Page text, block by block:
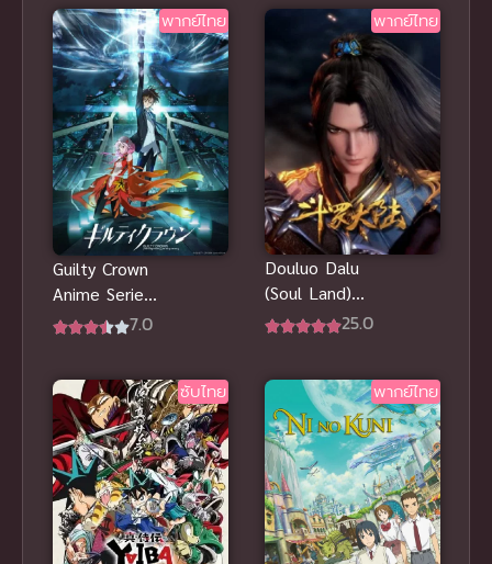
พากย์ไทย
Guilty Crown
Anime Series
ปฏิวัติหัตถ์7.0
พากย์ไทย
Douluo Dalu
(Soul Land)
ถังซาน ภาค 1
25.0
ซับไทย พากย์ไทย